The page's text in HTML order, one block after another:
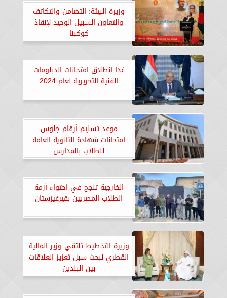
وزيرة البيئة: التضامن والتكاتف
والتعاون السبيل الوحيد لإنقاذ
كوكبنا
غدا انطلاق امتحانات الدبلومات
الفنية التحريرية لعام 2024
موعد تسليم أرقام جلوس
امتحانات شهادة الثانوية العامة
للطلاب بالمدارس
الخارجية تنجح في احتواء أزمة
الطلاب المصريين بقيرغيزستان
وزيرة التخطيط تلتقي وزير المالية
القطري لبحث سبل تعزيز العلاقات
بين البلدين